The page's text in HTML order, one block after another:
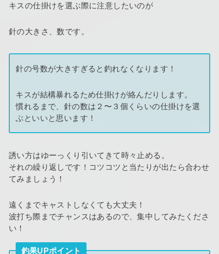
キスの仕掛けを選ぶ際に注意したいのが
針の大きさ、数です。
針の号数が大きすぎると釣れなくなります！
キスが結構暴れるため仕掛けが絡んだりします。
慣れるまで、針の数は２〜３個くらいの仕掛けを選
ぶといいと思います！
誘い方はゆーっくり引いてきて時々止める。
それの繰り返しです！コツコツと当たりが出たら合わせ
てみましょう！
遠くまでキャストしなくても大丈夫！
波打ち際までチャンスはあるので、集中してみたくださ
い！
釣果UPポイント